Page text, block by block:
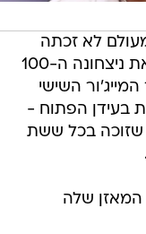
שביונטק בת ה-24, שמעולם לא זכתה
בתואר על דשא קודם לכן, רשמה את ניצחונה ה-100
השישי
בעידן הפתוח -
שזוכה בכל ששת
המאזן שלה